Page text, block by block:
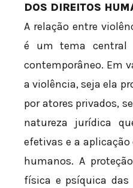
DOS DIREITOS
A relação entre
é um tema central
contemporâneo. Em
a violência, seja ela
por atores privados,
natureza jurídica
efetivas e a
humanos. A
física e psíquica das